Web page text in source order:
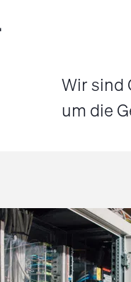
Wir sind
um die